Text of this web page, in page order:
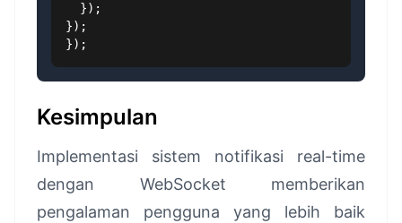
  });
});
});
Kesimpulan
Implementasi sistem notifikasi real-time
dengan WebSocket memberikan
pengalaman pengguna yang lebih baik